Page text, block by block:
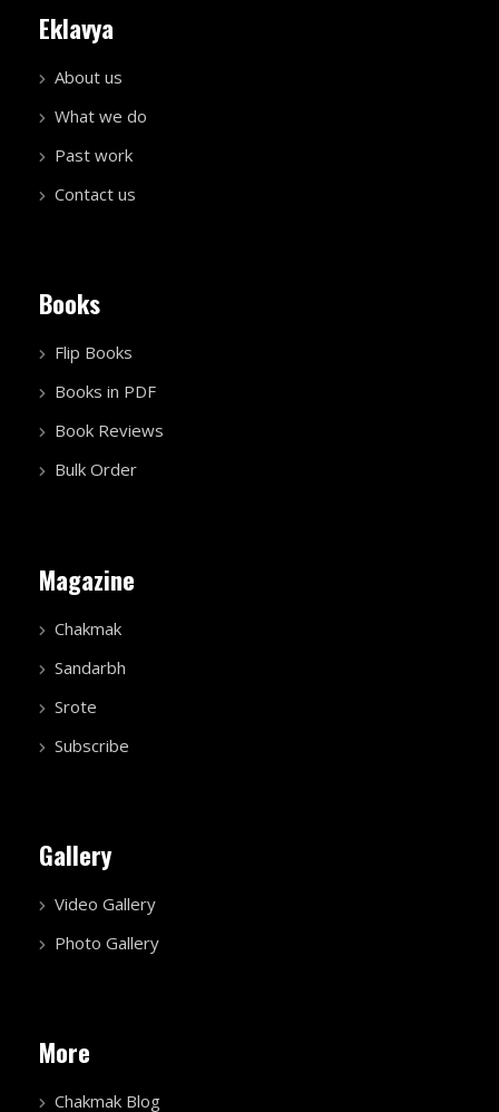
Eklavya
About us
What we do
Past work
Contact us
Books
Flip Books
Books in PDF
Book Reviews
Bulk Order
Magazine
Chakmak
Sandarbh
Srote
Subscribe
Gallery
Video Gallery
Photo Gallery
More
Chakmak Blog